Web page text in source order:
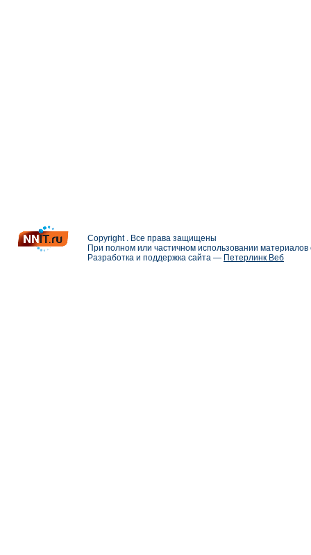
Copyright . Все права защищены
При полном или частичном использовании
Разработка и поддержка сайта — Петерлинк Веб